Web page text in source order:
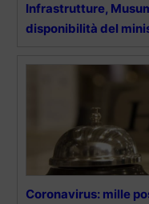
Infrastrutture,
disponibilità del
Coronavirus: mille